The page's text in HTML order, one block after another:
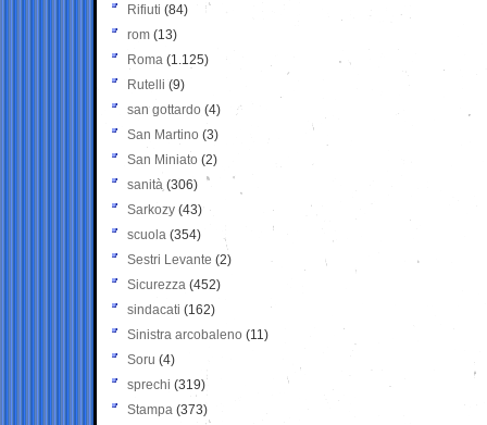
Rifiuti (84)
rom (13)
Roma (1.125)
Rutelli (9)
san gottardo (4)
San Martino (3)
San Miniato (2)
sanità (306)
Sarkozy (43)
scuola (354)
Sestri Levante (2)
Sicurezza (452)
sindacati (162)
Sinistra arcobaleno (11)
Soru (4)
sprechi (319)
Stampa (373)